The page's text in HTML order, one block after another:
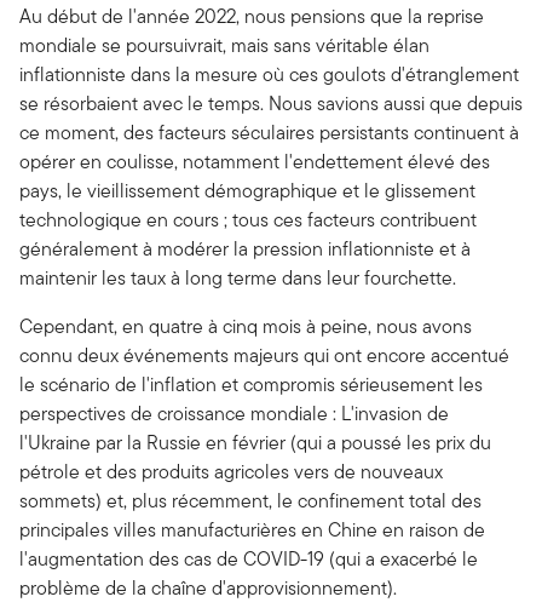
Au début de l'année 2022, nous pensions que la reprise
mondiale se poursuivrait, mais sans véritable élan
inflationniste dans la mesure où ces goulots d'étranglement
se résorbaient avec le temps. Nous savions aussi que depuis
ce moment, des facteurs séculaires persistants continuent à
opérer en coulisse, notamment l'endettement élevé des
pays, le vieillissement démographique et le glissement
technologique en cours ; tous ces facteurs contribuent
généralement à modérer la pression inflationniste et à
maintenir les taux à long terme dans leur fourchette.
Cependant, en quatre à cinq mois à peine, nous avons
connu deux événements majeurs qui ont encore accentué
le scénario de l'inflation et compromis sérieusement les
perspectives de croissance mondiale : L'invasion de
l'Ukraine par la Russie en février (qui a poussé les prix du
pétrole et des produits agricoles vers de nouveaux
sommets) et, plus récemment, le confinement total des
principales villes manufacturières en Chine en raison de
l'augmentation des cas de COVID-19 (qui a exacerbé le
problème de la chaîne d'approvisionnement).